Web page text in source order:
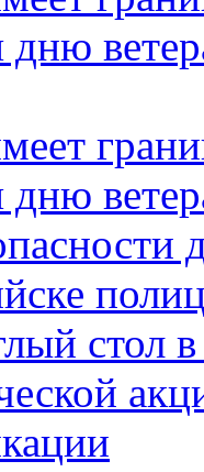
дню
стол